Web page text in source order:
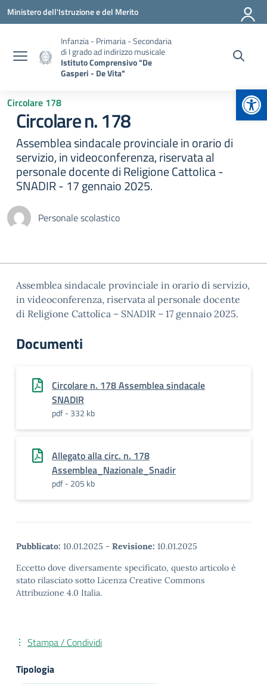
Vai ai contenuti
Vai al menu di navigazione
Vai al footer
Ministero dell'Istruzione e del Merito
Infanzia - Primaria - Secondaria
di I grado ad indirizzo musicale
Istituto Comprensivo "De
Gasperi - De Vita"
Circolare 178
Circolare n. 178
Assemblea sindacale provinciale in orario di
servizio, in videoconferenza, riservata al
personale docente di Religione Cattolica -
SNADIR - 17 gennaio 2025.
Personale scolastico
Assemblea sindacale provinciale in orario di servizio,
in videoconferenza, riservata al personale docente
di Religione Cattolica – SNADIR – 17 gennaio 2025.
Documenti
Circolare n. 178 Assemblea sindacale
SNADIR
pdf - 332 kb
Allegato alla circ. n. 178
Assemblea_Nazionale_Snadir
pdf - 205 kb
Pubblicato: 10.01.2025 - Revisione: 10.01.2025
Eccetto dove diversamente specificato, questo articolo è
stato rilasciato sotto Licenza Creative Commons
Attribuzione 4.0 Italia.
Stampa / Condividi
Tipologia